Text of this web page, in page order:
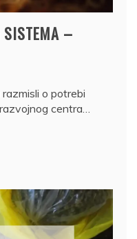
SISTEMA –
o potrebi
centra…